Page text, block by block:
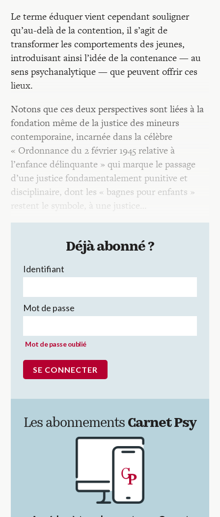
Le terme éduquer vient cependant souligner
qu’au-delà de la contention, il s’agit de
transformer les comportements des jeunes,
introduisant ainsi l’idée de la contenance — au
sens psychanalytique — que peuvent offrir ces
lieux.
Notons que ces deux perspectives sont liées à la
fondation même de la justice des mineurs
contemporaine, incarnée dans la célèbre
« Ordonnance du 2 février 1945 relative à
l’enfance délinquante » qui marque le passage
d’une justice fondamentalement punitive et
disciplinaire, dont les « bagnes pour enfants »
restent le symbole, à une justice…
Déjà abonné ?
Identifiant
Mot de passe
Mot de passe oublié
Les abonnements Carnet Psy